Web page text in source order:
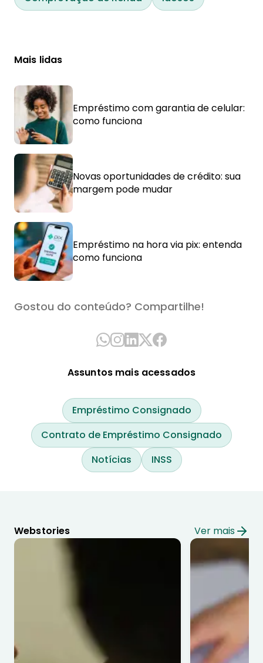
Mais lidas
Empréstimo com garantia de celular:
como funciona
Novas oportunidades de crédito: sua
margem pode mudar
Empréstimo na hora via pix: entenda
como funciona
Gostou do conteúdo? Compartilhe!
Assuntos mais acessados
Empréstimo Consignado
Contrato de Empréstimo Consignado
Notícias
INSS
Webstories Ver mais